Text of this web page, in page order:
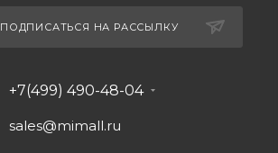
ПОДПИСАТЬСЯ НА РАССЫЛКУ
+7(499) 490-48-04
sales@mimall.ru